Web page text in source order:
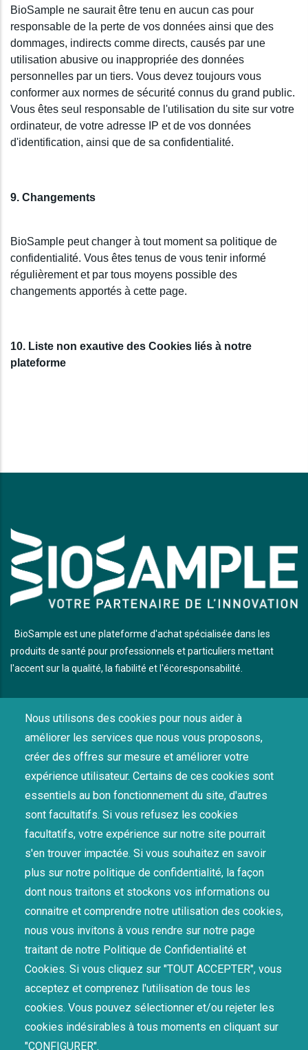
BioSample ne saurait être tenu en aucun cas pour
responsable de la perte de vos données ainsi que des
dommages, indirects comme directs, causés par une
utilisation abusive ou inappropriée des données
personnelles par un tiers. Vous devez toujours vous
conformer aux normes de sécurité connus du grand public.
Vous êtes seul responsable de l'utilisation du site sur votre
ordinateur, de votre adresse IP et de vos données
d'identification, ainsi que de sa confidentialité.
9. Changements
BioSample peut changer à tout moment sa politique de
confidentialité. Vous êtes tenus de vous tenir informé
régulièrement et par tous moyens possible des
changements apportés à cette page.
10. Liste non exautive des Cookies liés à notre
plateforme
Nous utilisons des cookies pour nous aider à
améliorer les services que nous vous proposons,
créer des offres sur mesure et améliorer votre
expérience utilisateur. Certains de ces cookies sont
essentiels au bon fonctionnement du site, d'autres
sont facultatifs. Si vous refusez les cookies
facultatifs, votre expérience sur notre site pourrait
s'en trouver impactée. Si vous souhaitez en savoir
plus sur notre politique de confidentialité, la façon
dont nous traitons et stockons vos informations ou
connaitre et comprendre notre utilisation des cookies,
nous vous invitons à vous rendre sur notre page
traitant de notre Politique de Confidentialité et
Cookies. Si vous cliquez sur "TOUT ACCEPTER", vous
acceptez et comprenez l'utilisation de tous les
cookies. Vous pouvez sélectionner et/ou rejeter les
cookies indésirables à tous moments en cliquant sur
"CONFIGURER".
BioSample est une plateforme d'achat spécialisée dans les
produits de santé pour professionnels et particuliers mettant
l'accent sur la qualité, la fiabilité et l'écoresponsabilité.
Mentions Légales
Conditions Générales D'Utilisation
Conditions Générales de Vente
Conditions Générales d'Achat
Traitement & Confidentialité des données issues des
Marketplaces
Matériovigilance
NOS CERTIFICATIONS